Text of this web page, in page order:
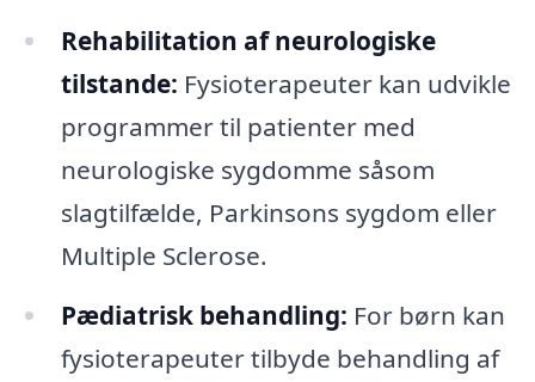
Rehabilitation af neurologiske
tilstande: Fysioterapeuter kan udvikle
programmer til patienter med
neurologiske sygdomme såsom
slagtilfælde, Parkinsons sygdom eller
Multiple Sclerose.
Pædiatrisk behandling: For børn kan
fysioterapeuter tilbyde behandling af